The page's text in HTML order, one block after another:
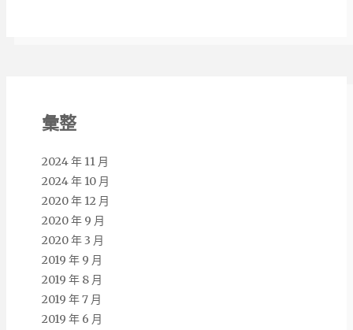
彙整
2024 年 11 月
2024 年 10 月
2020 年 12 月
2020 年 9 月
2020 年 3 月
2019 年 9 月
2019 年 8 月
2019 年 7 月
2019 年 6 月